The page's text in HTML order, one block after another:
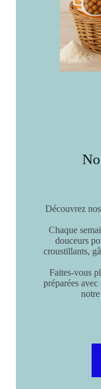
Découvrez
Chaque
douceurs
croustillants,
Faites-vous
préparées